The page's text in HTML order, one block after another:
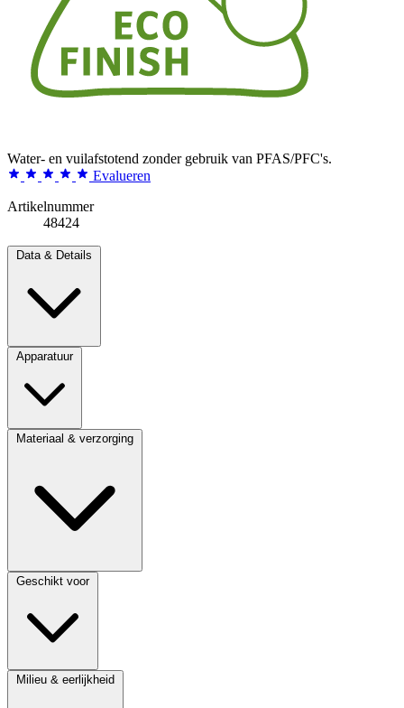
Water- en vuilafstotend zonder gebruik van PFAS/PFC's.
Evalueren
Artikelnummer
48424
Data & Details
Apparatuur
Materiaal & verzorging
Geschikt voor
Milieu & eerlijkheid